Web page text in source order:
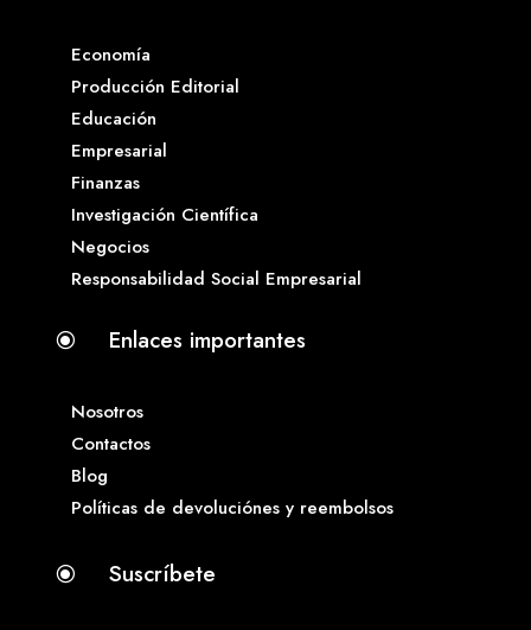
Economía
Producción Editorial
Educación
Empresarial
Finanzas
Investigación Científica
Negocios
Responsabilidad Social Empresarial
\ Enlaces importantes
Nosotros
Contactos
Blog
Políticas de devoluciónes y reembolsos
\ Suscríbete